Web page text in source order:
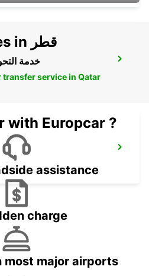
Our Blog articles in قطر
خدمة
service in Qatar
with Europcar ?
assistance
charge
most major airports